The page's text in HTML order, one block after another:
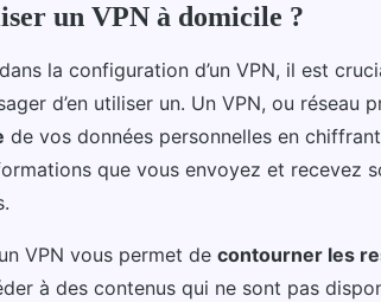
un VPN à domicile ?
la configuration d’un VPN, il est
d’en utiliser un. Un VPN, ou réseau
de vos données personnelles en
que vous envoyez et recevez
VPN vous permet de contourner les
à des contenus qui ne sont pas